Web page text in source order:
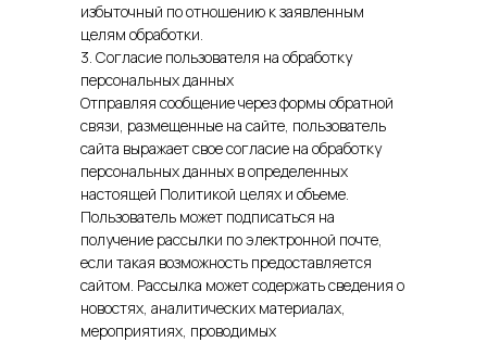
избыточный по отношению к заявленным
целям обработки.
3. Согласие пользователя на обработку
персональных данных
Отправляя сообщение через формы обратной
связи, размещенные на сайте, пользователь
сайта выражает свое согласие на обработку
персональных данных в определенных
настоящей Политикой целях и объеме.
Пользователь может подписаться на
получение рассылки по электронной почте,
если такая возможность предоставляется
сайтом. Рассылка может содержать сведения о
новостях, аналитических материалах,
мероприятиях, проводимых